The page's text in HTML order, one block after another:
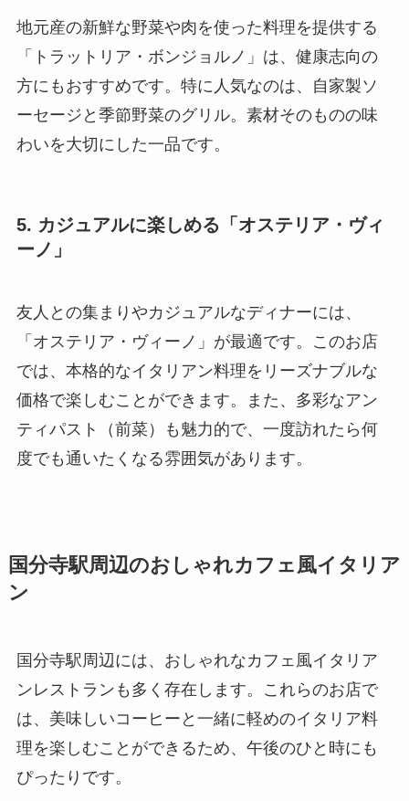
地元産の新鮮な野菜や肉を使った料理を提供する
「トラットリア・ボンジョルノ」は、健康志向の
方にもおすすめです。特に人気なのは、自家製ソ
ーセージと季節野菜のグリル。素材そのものの味
わいを大切にした一品です。
5. カジュアルに楽しめる「オステリア・ヴィ
ーノ」
友人との集まりやカジュアルなディナーには、
「オステリア・ヴィーノ」が最適です。このお店
では、本格的なイタリアン料理をリーズナブルな
価格で楽しむことができます。また、多彩なアン
ティパスト（前菜）も魅力的で、一度訪れたら何
度でも通いたくなる雰囲気があります。
国分寺駅周辺のおしゃれカフェ風イタリア
ン
国分寺駅周辺には、おしゃれなカフェ風イタリア
ンレストランも多く存在します。これらのお店で
は、美味しいコーヒーと一緒に軽めのイタリア料
理を楽しむことができるため、午後のひと時にも
ぴったりです。